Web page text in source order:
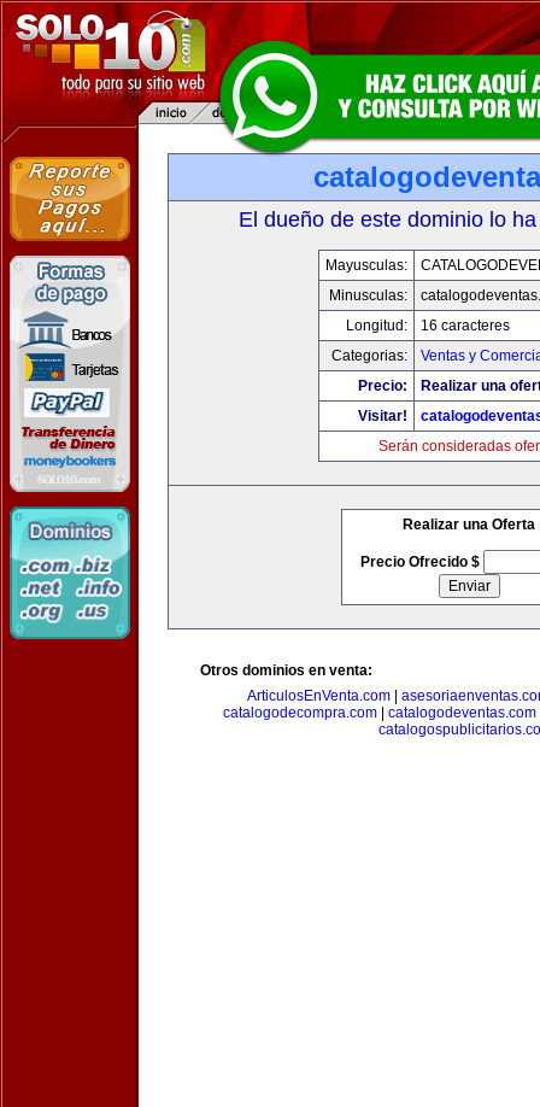
El dueño de este dominio lo
Mayusculas:
Minusculas:
Longitud:
16 caracteres
Categorias:
Ventas y
Precio:
Realizar una
Visitar!
Serán consideradas
Realizar una Oferta
Precio Ofrecido $
Otros dominios en venta:
ArticulosEnVenta.com|
catalogodecompra.com| catalogodeventas.com